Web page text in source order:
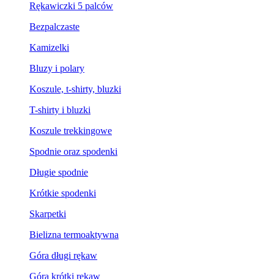
Rękawiczki 5 palców
Bezpalczaste
Kamizelki
Bluzy i polary
Koszule, t-shirty, bluzki
T-shirty i bluzki
Koszule trekkingowe
Spodnie oraz spodenki
Długie spodnie
Krótkie spodenki
Skarpetki
Bielizna termoaktywna
Góra długi rękaw
Góra krótki rękaw